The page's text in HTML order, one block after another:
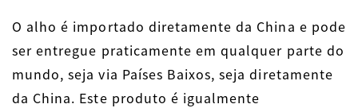
O alho é importado diretamente da China e pode
ser entregue praticamente em qualquer parte do
mundo, seja via Países Baixos, seja diretamente
da China. Este produto é igualmente